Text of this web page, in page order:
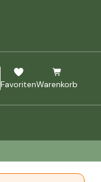
FavoritenWarenkorb